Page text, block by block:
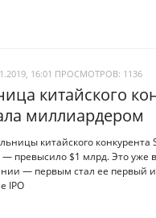
16:01 ПРОСМОТРОВ: 1136
китайского
миллиардером
китайского конкурента
— превысило $1 млрд. Это уже
— первым стал ее первый
IPO